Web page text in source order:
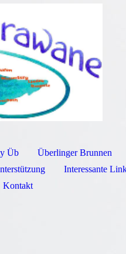
Üb Überlinger Brunnen
Interessante
Kontakt